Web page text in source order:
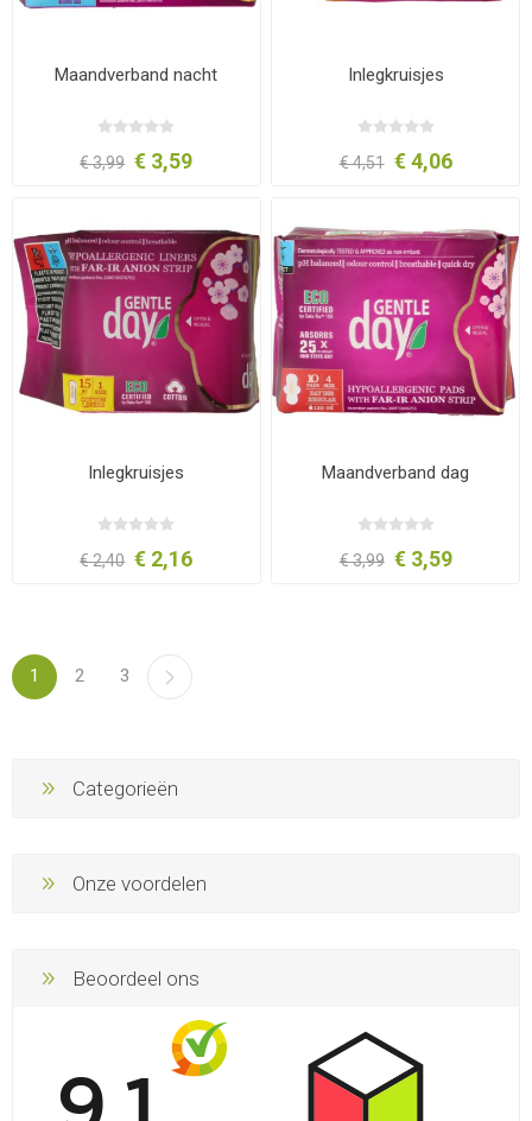
Maandverband nacht
€ 3,99 € 3,59
Inlegkruisjes
€ 4,51 € 4,06
Inlegkruisjes
€ 2,40 € 2,16
Maandverband dag
€ 3,99 € 3,59
1 2 3
Categorieën
Onze voordelen
Beoordeel ons